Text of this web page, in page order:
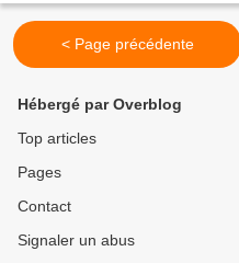
< Page précédente
Hébergé par Overblog
Top articles
Pages
Contact
Signaler un abus